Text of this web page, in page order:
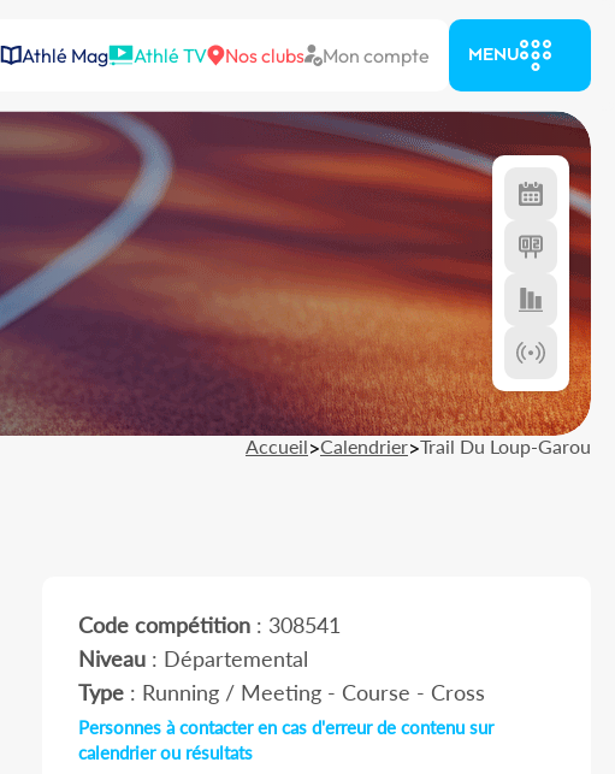
Athlé Mag Athlé TV Nos clubs Mon compte MENU
Accueil>Calendrier>Trail Du Loup-Garou
Code compétition: 308541
Niveau: Départemental
Type: Running / Meeting - Course - Cross
Personnes à contacter en cas d'erreur de contenu sur
calendrier ou résultats